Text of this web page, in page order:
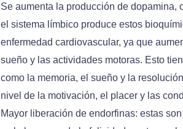
Se aumenta la producción de dopamina,
el sistema límbico produce estos
enfermedad cardiovascular, ya que
sueño y las actividades motoras. Esto
como la memoria, el sueño y la
nivel de la motivación, el placer y las
Mayor liberación de endorfinas: estas